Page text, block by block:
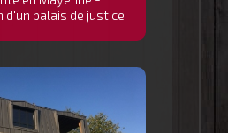
d'un palais de justice